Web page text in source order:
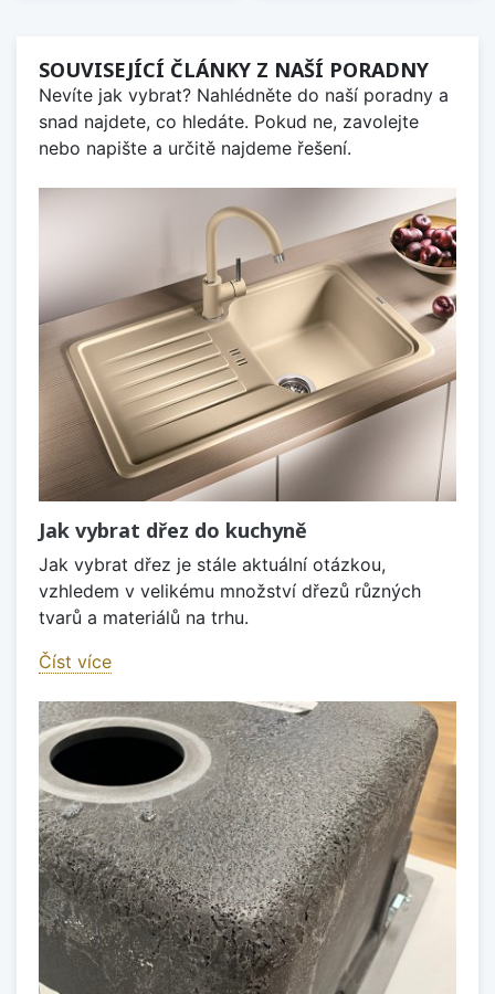
SOUVISEJÍCÍ ČLÁNKY Z NAŠÍ PORADNY
Nevíte jak vybrat? Nahlédněte do naší poradny a
snad najdete, co hledáte. Pokud ne, zavolejte
nebo napište a určitě najdeme řešení.
Jak vybrat dřez do kuchyně
Jak vybrat dřez je stále aktuální otázkou,
vzhledem v velikému množství dřezů různých
tvarů a materiálů na trhu.
Číst více